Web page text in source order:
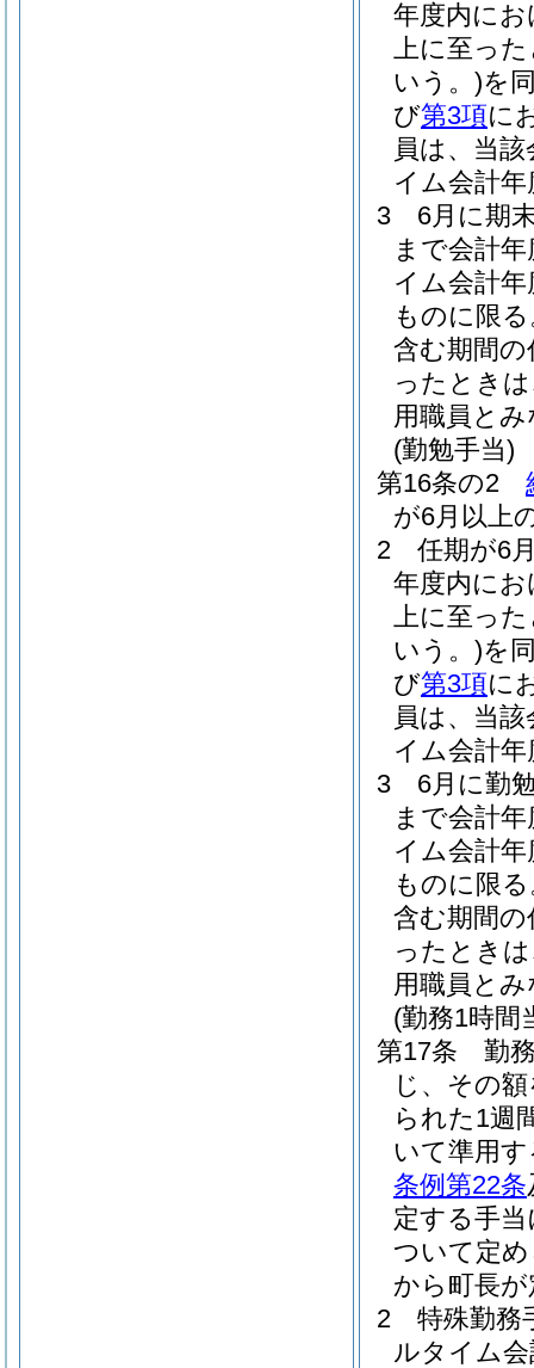
年度内に
上に至っ
いう。)を
び第3項に
員は、当
イム会計
3
6月に期
まで会計
イム会計
ものに限
含む期間
ったとき
用職員と
(勤勉手当)
第16条の2
が6月以上
2
任期が6
年度内に
上に至っ
いう。)を
び第3項に
員は、当
イム会計
3
6月に勤
まで会計
イム会計
ものに限
含む期間
ったとき
用職員と
(勤務1時間
第17条
勤
じ、その
られた1週
いて準用
条例第22条
定する手
ついて定
から町長
2
特殊勤務
ルタイム